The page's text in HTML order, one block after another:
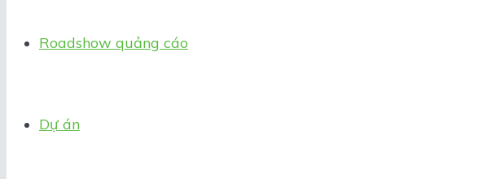
Roadshow quảng cáo
Dự án